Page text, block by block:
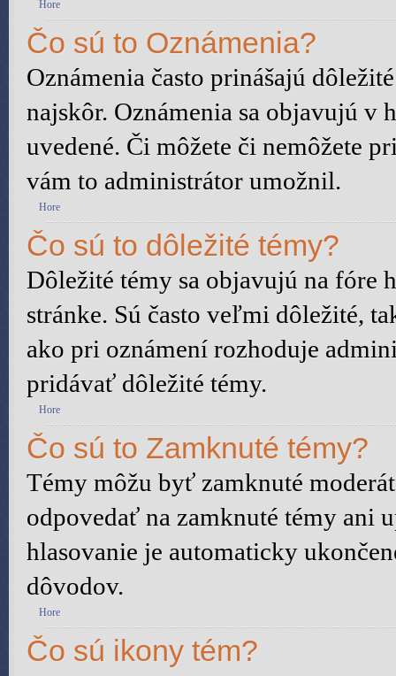
Hore
Čo sú to Oznámenia?
Oznámenia často prinášajú
najskôr. Oznámenia sa objavujú v
uvedené. Či môžete či nemôžete
vám to administrátor umožnil.
Hore
Čo sú to dôležité témy?
Dôležité témy sa objavujú na fóre
stránke. Sú často veľmi dôležité,
ako pri oznámení rozhoduje
pridávať dôležité témy.
Hore
Čo sú to Zamknuté témy?
Témy môžu byť zamknuté
odpovedať na zamknuté témy ani
hlasovanie je automaticky
dôvodov.
Hore
Čo sú ikony tém?